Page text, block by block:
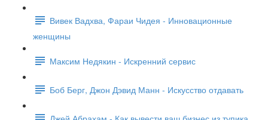
Вивек Вадхва, Фараи Чидея - Инновационные
женщины
Максим Недякин - Искренний сервис
Боб Берг, Джон Дэвид Манн - Искусство отдавать